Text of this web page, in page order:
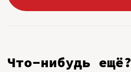
Что-нибудь ещё?